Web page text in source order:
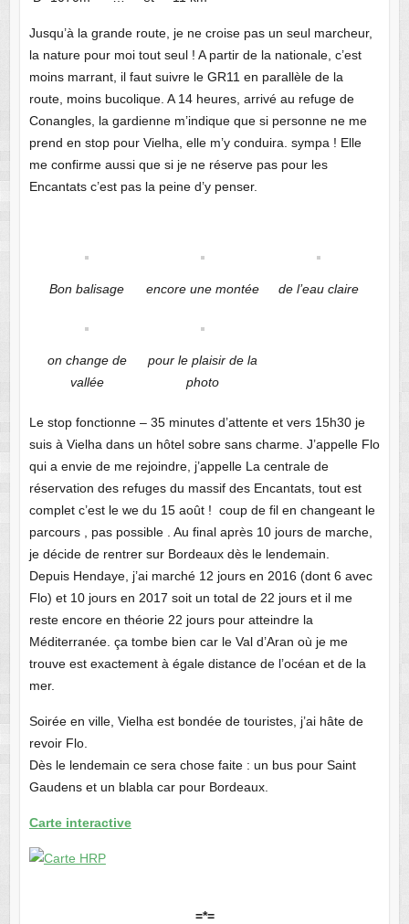
Jusqu’à la grande route, je ne croise pas un seul marcheur,
la nature pour moi tout seul ! A partir de la nationale, c’est
moins marrant, il faut suivre le GR11 en parallèle de la
route, moins bucolique. A 14 heures, arrivé au refuge de
Conangles, la gardienne m’indique que si personne ne me
prend en stop pour Vielha, elle m’y conduira. sympa ! Elle
me confirme aussi que si je ne réserve pas pour les
Encantats c’est pas la peine d’y penser.
Bon balisage encore une montée de l’eau claire
on change de
vallée
pour le plaisir de la
photo
Le stop fonctionne – 35 minutes d’attente et vers 15h30 je
suis à Vielha dans un hôtel sobre sans charme. J’appelle Flo
qui a envie de me rejoindre, j’appelle La centrale de
réservation des refuges du massif des Encantats, tout est
complet c’est le we du 15 août ! coup de fil en changeant le
parcours , pas possible . Au final après 10 jours de marche,
je décide de rentrer sur Bordeaux dès le lendemain.
Depuis Hendaye, j’ai marché 12 jours en 2016 (dont 6 avec
Flo) et 10 jours en 2017 soit un total de 22 jours et il me
reste encore en théorie 22 jours pour atteindre la
Méditerranée. ça tombe bien car le Val d’Aran où je me
trouve est exactement à égale distance de l’océan et de la
mer.
Soirée en ville, Vielha est bondée de touristes, j’ai hâte de
revoir Flo.
Dès le lendemain ce sera chose faite : un bus pour Saint
Gaudens et un blabla car pour Bordeaux.
Carte interactive
=*=